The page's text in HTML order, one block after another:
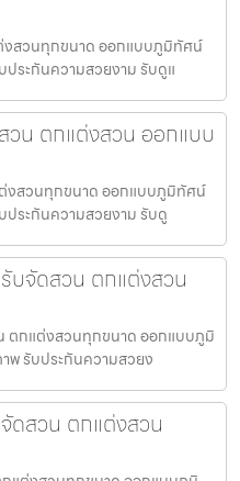
งสวนทุกขนาด ออกแบบภูมิทัศน์
ประกันความสวยงาม รับดูแ
วน ตกแต่งสวน ออกแบบ
งสวนทุกขนาด ออกแบบภูมิทัศน์
ประกันความสวยงาม รับดู
จัดสวน ตกแต่งสวน
กแต่งสวนทุกขนาด ออกแบบภูมิ
พ รับประกันความสวยง
ดสวน ตกแต่งสวน